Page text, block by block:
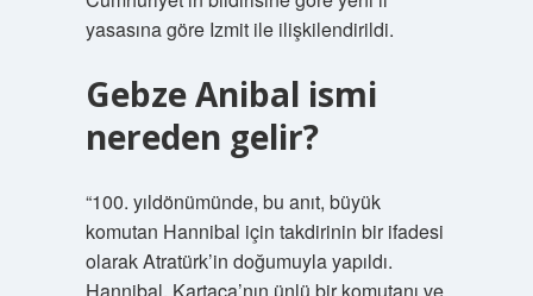
yasasına göre Izmit ile ilişkilendirildi.
Gebze Anibal ismi
nereden gelir?
“100. yıldönümünde, bu anıt, büyük
komutan Hannibal için takdirinin bir ifadesi
olarak Atratürk’in doğumuyla yapıldı.